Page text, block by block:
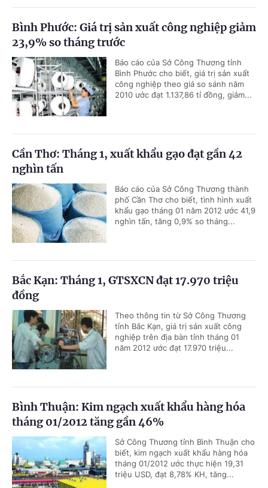
Bình Phước: Giá trị sản xuất công nghiệp giảm
23,9% so tháng trước
Báo cáo của Sở Công Thương tỉnh
Bình Phước cho biết, giá trị sản xuất
công nghiệp theo giá so sánh năm
2010 ước đạt 1.137,86 tỉ đồng, giảm...
Cần Thơ: Tháng 1, xuất khẩu gạo đạt gần 42
nghìn tấn
Báo cáo của Sở Công Thương thành
phố Cần Thơ cho biết, tình hình xuất
khẩu gạo tháng 01 năm 2012 ước 41,9
nghìn tấn, tăng 0,9% so tháng...
Bắc Kạn: Tháng 1, GTSXCN đạt 17.970 triệu
đồng
Theo thông tin từ Sở Công Thương
tỉnh Bắc Kạn, giá trị sản xuất công
nghiệp trên địa bàn tỉnh tháng 01
năm 2012 ước đạt 17.970 triệu...
Bình Thuận: Kim ngạch xuất khẩu hàng hóa
tháng 01/2012 tăng gần 46%
Sở Công Thương tỉnh Bình Thuận cho
biết, kim ngạch xuất khẩu hàng hóa
tháng 01/2012 ước thực hiện 19,31
triệu USD, đạt 8,78% KH, tăng...